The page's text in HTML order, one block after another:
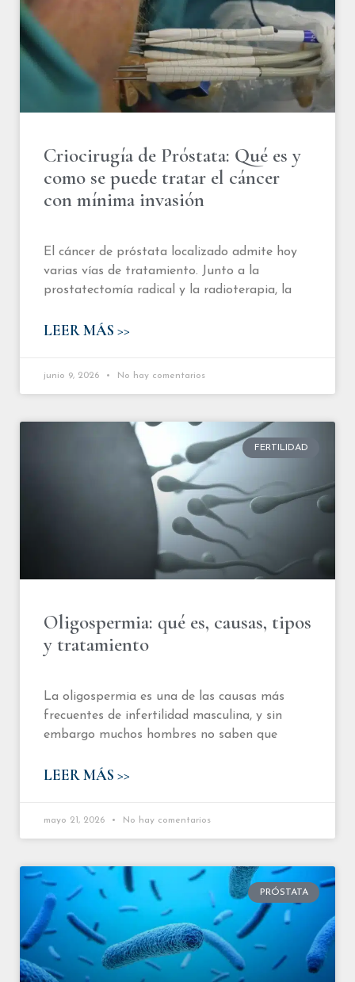
Criocirugía de Próstata: Qué es y
como se puede tratar el cáncer
con mínima invasión
El cáncer de próstata localizado admite hoy
varias vías de tratamiento. Junto a la
prostatectomía radical y la radioterapia, la
LEER MÁS >>
junio 9, 2026 No hay comentarios
FERTILIDAD
Oligospermia: qué es, causas, tipos
y tratamiento
La oligospermia es una de las causas más
frecuentes de infertilidad masculina, y sin
embargo muchos hombres no saben que
LEER MÁS >>
mayo 21, 2026 No hay comentarios
PRÓSTATA